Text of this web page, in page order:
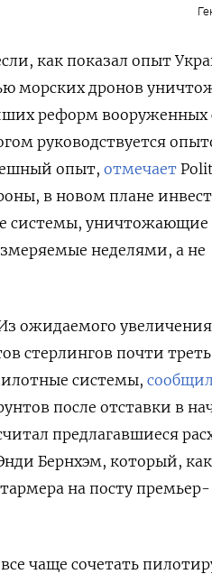
как показал опыт
морских дронов
реформ вооруженных
руководствуется
опыт, отмечает
в новом плане
системы, уничтожающие
неделями, а не
ожидаемого увеличения
стерлингов почти
системы,
после отставки в
предлагавшиеся
Бернхэм, который, как
на посту премьер-
чаще сочетать